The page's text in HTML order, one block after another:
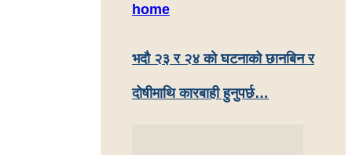
home
भदौ २३ र २४ काे घटनाको छानबिन र
दोषीमाथि कारबाही हुनुपर्छ…